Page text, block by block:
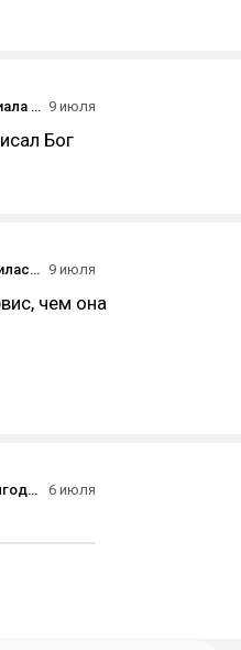
Вышел первый тизер сериала «Трудно быть богом» по одноимённой повести братьев Стругацких 9 июля
Бог
В Escape from Tarkov появилась внутриигровая валюта — TarCoin 9 июля
чем она
Начать жить заново — Полгода продвижения по целям
6 июля